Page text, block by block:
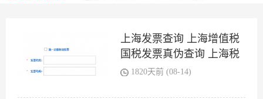
上海发票查询 上海增值税
国税发票真伪查询 上海税
务局发票查询平台系
1820天前 (08-14)